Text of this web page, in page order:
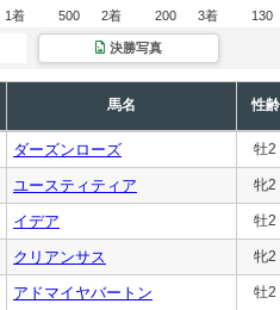
1着 500 2着 200 3着 130
決勝写真
馬名 性齢
ダーズンローズ 牡2
ユースティティア 牝2
イデア 牡2
クリアンサス 牝2
アドマイヤバートン 牡2